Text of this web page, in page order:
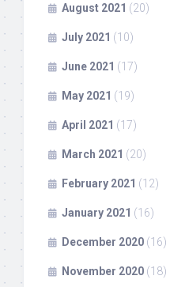
August 2021 (20)
July 2021 (10)
June 2021 (17)
May 2021 (19)
April 2021 (17)
March 2021 (20)
February 2021 (12)
January 2021 (16)
December 2020 (16)
November 2020 (18)